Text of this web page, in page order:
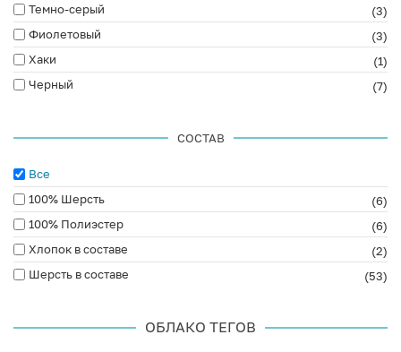
Темно-серый
(3)
Фиолетовый
(3)
Хаки
(1)
Черный
(7)
СОСТАВ
Все
100% Шерсть
(6)
100% Полиэстер
(6)
Хлопок в составе
(2)
Шерсть в составе
(53)
ОБЛАКО ТЕГОВ